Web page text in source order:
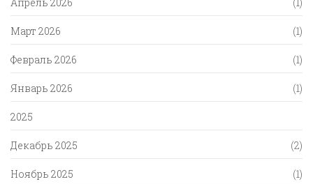
Апрель 2026 (1)
Март 2026 (1)
Февраль 2026 (1)
Январь 2026 (1)
2025
Декабрь 2025 (2)
Ноябрь 2025 (1)